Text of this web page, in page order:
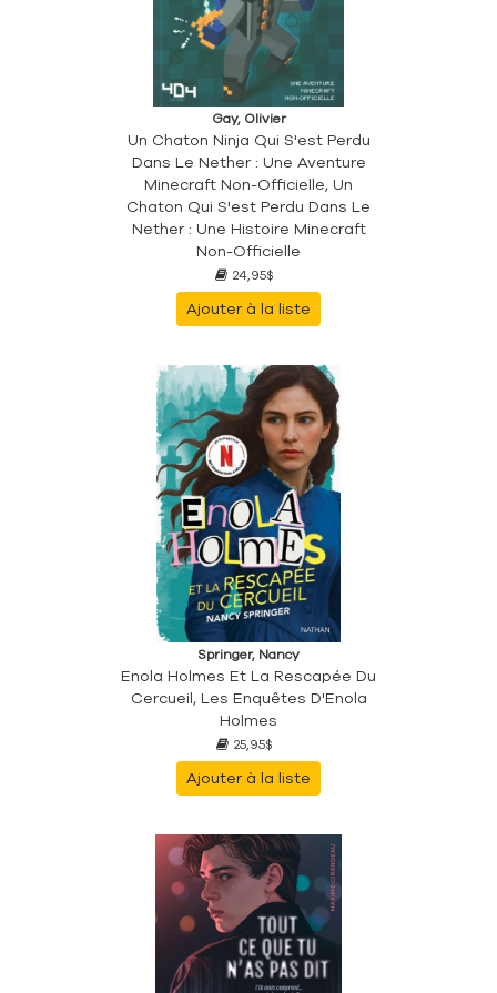
Gay, Olivier
Un Chaton Ninja Qui S'est Perdu
Dans Le Nether : Une Aventure
Minecraft Non-Officielle, Un
Chaton Qui S'est Perdu Dans Le
Nether : Une Histoire Minecraft
Non-Officielle
24,95$
Ajouter à la liste
Springer, Nancy
Enola Holmes Et La Rescapée Du
Cercueil, Les Enquêtes D'Enola
Holmes
25,95$
Ajouter à la liste